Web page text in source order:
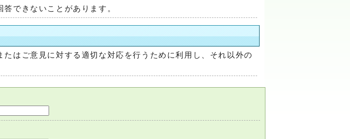
できないことがあります。
はご意見に対する適切な対応を行うために利用し、それ以外の